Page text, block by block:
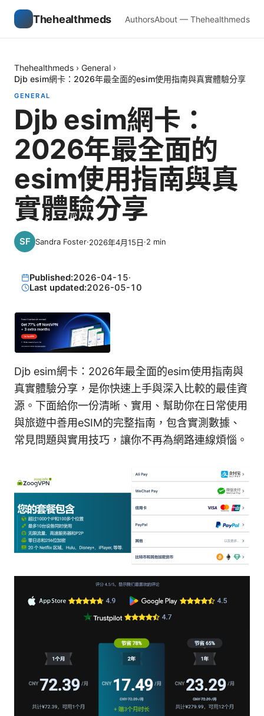
Thehealthmeds AuthorsAbout — Thehealthmeds
Thehealthmeds › General ›
Djb esim網卡：2026年最全面的esim使用指南與真實體驗分享
GENERAL
Djb esim網卡：
2026年最全面的
esim使用指南與真
實體驗分享
Sandra Foster·2026年4月15日·2 min
Published:2026-04-15·
Last updated:2026-05-10
Djb esim網卡：2026年最全面的esim使用指南與
真實體驗分享，是你快速上手與深入比較的最佳資
源。下面給你一份清晰、實用、幫助你在日常使用
與旅遊中善用eSIM的完整指南，包含實測數據、
常見問題與實用技巧，讓你不再為網路連線煩惱。